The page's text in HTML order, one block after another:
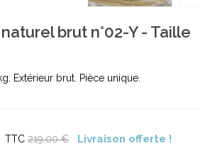
brut n°02-Y - Taille
Extérieur brut. Pièce unique.
TTC 219,00 € Livraison offerte !